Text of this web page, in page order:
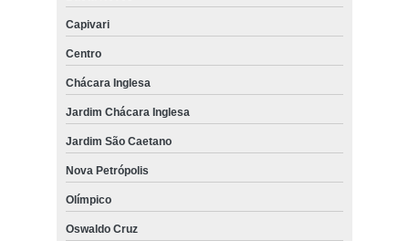
Capivari
Centro
Chácara Inglesa
Jardim Chácara Inglesa
Jardim São Caetano
Nova Petrópolis
Olímpico
Oswaldo Cruz